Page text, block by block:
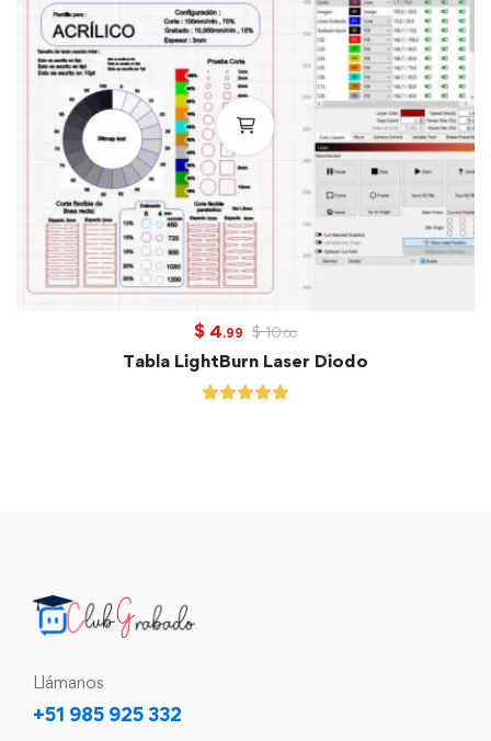
$ 4.99 $10.00
Tabla LightBurn Laser Diodo
Llámanos
+51 985 925 332